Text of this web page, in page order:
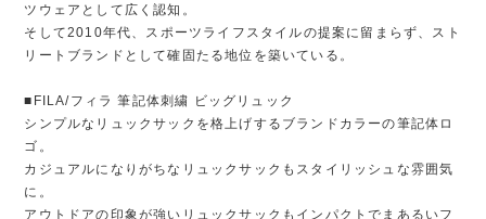
ツウェアとして広く認知。
そして2010年代、スポーツライフスタイルの提案に留まらず、スト
リートブランドとして確固たる地位を築いている。
■FILA/フィラ 筆記体刺繍 ビッグリュック
シンプルなリュックサックを格上げするブランドカラーの筆記体ロ
ゴ。
カジュアルになりがちなリュックサックもスタイリッシュな雰囲気
に。
アウトドアの印象が強いリュックサックもインパクトでまあるいフ